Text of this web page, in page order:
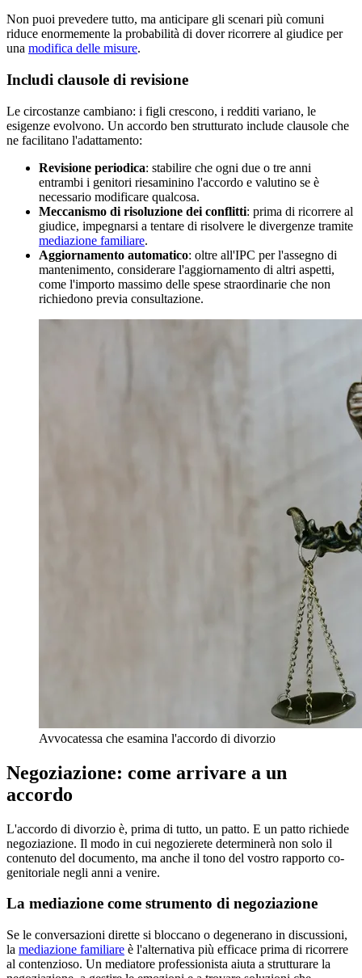
Non puoi prevedere tutto, ma anticipare gli scenari più comuni
riduce enormemente la probabilità di dover ricorrere al giudice per
una modifica delle misure.
Includi clausole di revisione
Le circostanze cambiano: i figli crescono, i redditi variano, le
esigenze evolvono. Un accordo ben strutturato include clausole che
ne facilitano l'adattamento:
Revisione periodica: stabilire che ogni due o tre anni
entrambi i genitori riesaminino l'accordo e valutino se è
necessario modificare qualcosa.
Meccanismo di risoluzione dei conflitti: prima di ricorrere al
giudice, impegnarsi a tentare di risolvere le divergenze tramite
mediazione familiare.
Aggiornamento automatico: oltre all'IPC per l'assegno di
mantenimento, considerare l'aggiornamento di altri aspetti,
come l'importo massimo delle spese straordinarie che non
richiedono previa consultazione.
Avvocatessa che esamina l'accordo di divorzio
Negoziazione: come arrivare a un
accordo
L'accordo di divorzio è, prima di tutto, un patto. E un patto richiede
negoziazione. Il modo in cui negozierete determinerà non solo il
contenuto del documento, ma anche il tono del vostro rapporto co-
genitoriale negli anni a venire.
La mediazione come strumento di negoziazione
Se le conversazioni dirette si bloccano o degenerano in discussioni,
la mediazione familiare è l'alternativa più efficace prima di ricorrere
al contenzioso. Un mediatore professionista aiuta a strutturare la